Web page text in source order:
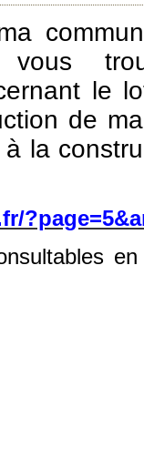
vous
le
de
la